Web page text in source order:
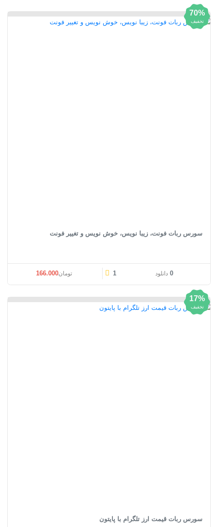
70%
تخفیف
سورس ربات فونت، زیبا نویس، خوش نویس و تغییر فونت
0 دانلود 1 قیمت اصلی: تومان166.000 بود.
تومان166.000
17%
تخفیف
سورس ربات قیمت ارز تلگرام با پایتون